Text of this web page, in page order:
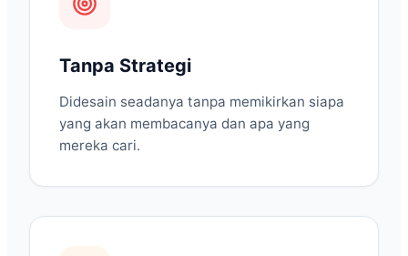
Tanpa Strategi
Didesain seadanya tanpa memikirkan siapa
yang akan membacanya dan apa yang
mereka cari.